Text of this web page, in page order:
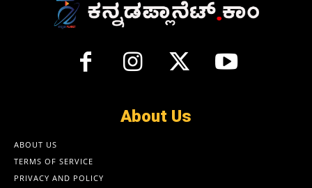
About Us
ABOUT US
TERMS OF SERVICE
PRIVACY AND POLICY